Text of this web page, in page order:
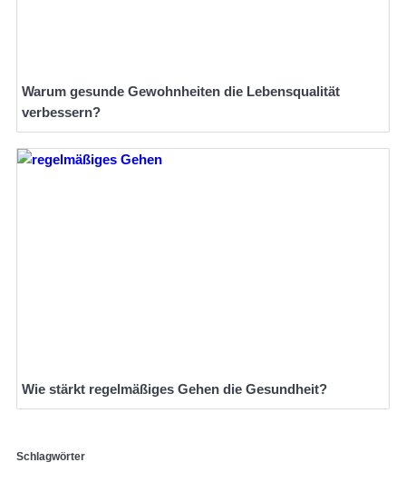
Warum gesunde Gewohnheiten die Lebensqualität
verbessern?
Wie stärkt regelmäßiges Gehen die Gesundheit?
Schlagwörter